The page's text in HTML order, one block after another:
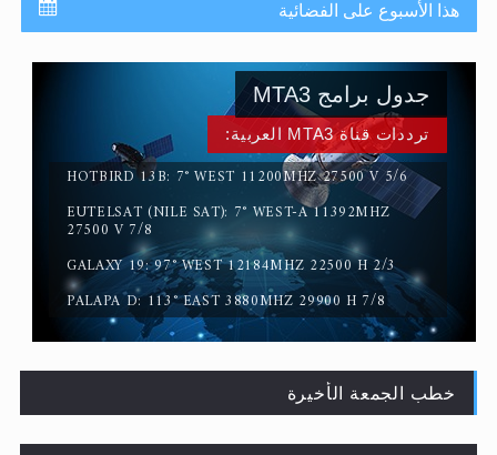
القرآن قاضٍ وحكمٌ على السنة ومهيمنٌ عليها.. ليس العكس
هذا الأسبوع على الفضائية
ترددات قناة MTA3 العربية:
HOTBIRD 13B: 7° WEST 11200MHZ 27500 V 5/6
EUTELSAT (NILE SAT): 7° WEST-A 11392MHZ
27500 V 7/8
GALAXY 19: 97° WEST 12184MHZ 22500 H 2/3
PALAPA D: 113° EAST 3880MHZ 29900 H 7/8
جدول برامج MTA3
خطب الجمعة الأخيرة